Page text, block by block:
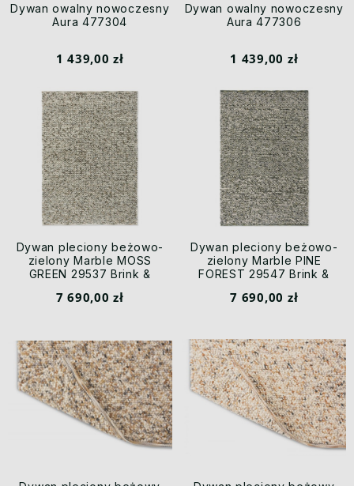
Dywan owalny nowoczesny
Aura 477304
1 439,00 zł
Dywan owalny nowoczesny
Aura 477306
1 439,00 zł
Dywan pleciony beżowo-
zielony Marble MOSS
GREEN 29537 Brink &
7 690,00 zł
Dywan pleciony beżowo-
zielony Marble PINE
FOREST 29547 Brink &
7 690,00 zł